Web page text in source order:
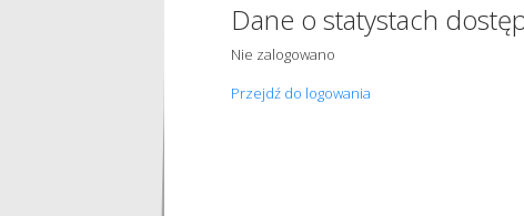
Dane o statystach
Nie zalogowano
Przejdź do logowania